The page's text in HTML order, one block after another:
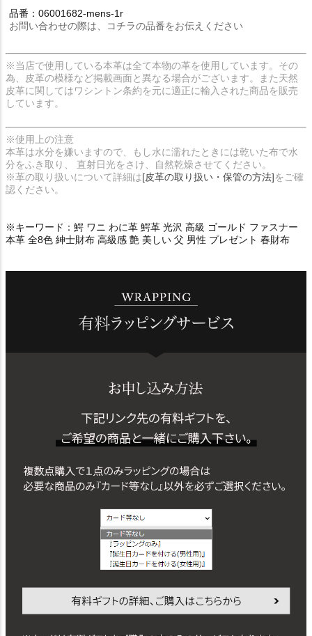
品番：06001682-mens-1r
お問い合わせの際は、コチラの品番をお伝えください
※当店で使用している本革は全て本物の革を使用しています。その
為、皮革の模様など掲載画面と異なる場合がございます。また天然
皮革に関してはワシントン条約を元に適正に輸入された商品を販売
しています。
※使用上の注意
本革は水分を嫌いますので、もし水に濡れたときには乾いた布で水
分をふき取り、 直射日光をさけ、自然乾燥させてください。
※革の取り扱いについて詳細は[皮革の取り扱い・保管の方法]をご確
認ください。
※キーワード：鰐 ワニ わに革 鰐革 光沢 高級 ゴールド ファスナー
本革 全8色 紳士財布 高級感 艶 美しい 父 男性 プレゼント 春財布